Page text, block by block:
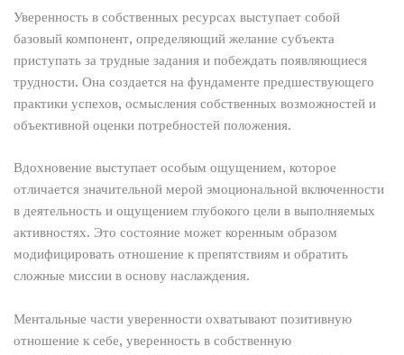
Уверенность в собственных ресурсах выступает собой
базовый компонент, определяющий желание субъекта
приступать за трудные задания и побеждать появляющиеся
трудности. Она создается на фундаменте предшествующего
практики успехов, осмысления собственных возможностей и
объективной оценки потребностей положения.
Вдохновение выступает особым ощущением, которое
отличается значительной мерой эмоциональной включенности
в деятельность и ощущением глубокого цели в выполняемых
активностях. Это состояние может коренным образом
модифицировать отношение к препятствиям и обратить
сложные миссии в основу наслаждения.
Ментальные части уверенности охватывают позитивную
отношение к себе, уверенность в собственную